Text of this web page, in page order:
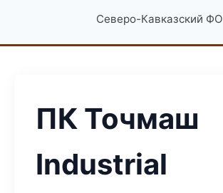
Северо-Кавказский ФО
ПК Точмаш
Industrial